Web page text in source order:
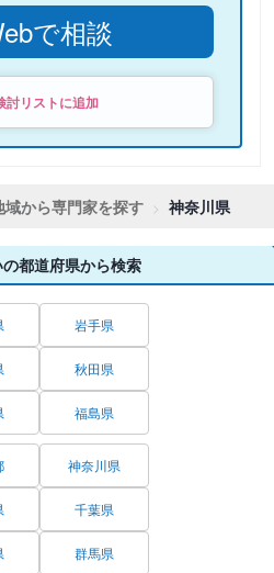
で相談
討リストに追加
域から専門家を探す 神奈川県
都道府県から検索
岩手県
秋田県
福島県
神奈川県
千葉県
群馬県